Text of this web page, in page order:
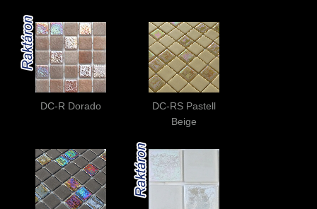
DC-R Dorado
DC-RS Pastell
Beige